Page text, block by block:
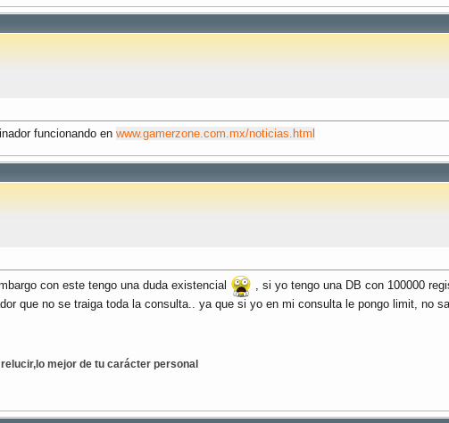
funcionando en www.gamerzone.com.mx/noticias.html
con este tengo una duda existencial
, si yo tengo una DB con 100000
que no se traiga toda la consulta.. ya que si yo en mi consulta le pongo limit, no
mejor de tu carácter personal